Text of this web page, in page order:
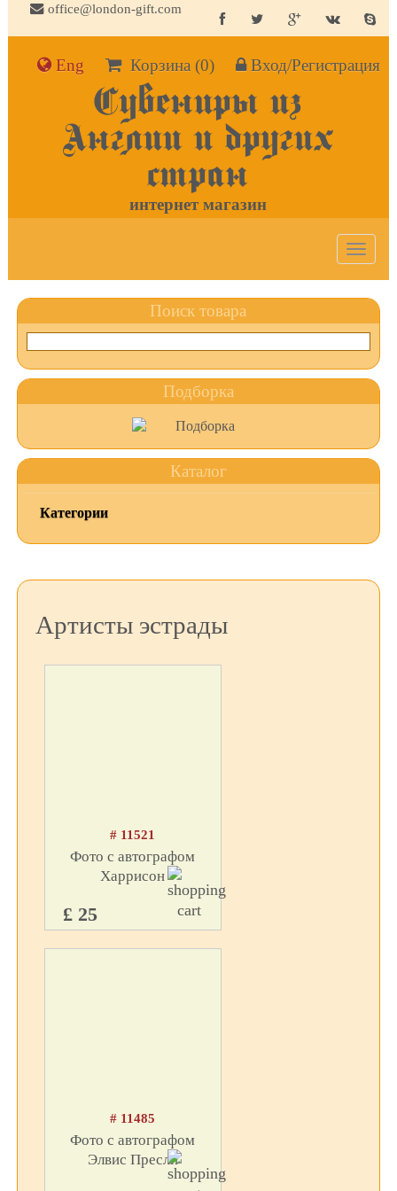
office@london-gift.com
Eng Корзина(0) Вход/Регистрация
Сувениры из
Англии и других
стран
интернет магазин
Toggle
Поиск товара
Подборка
Каталог
Категории
Артисты эстрады
# 11521
Фото с автографом
Харрисон
£ 25
# 11485
Фото с автографом
Элвис Пресли